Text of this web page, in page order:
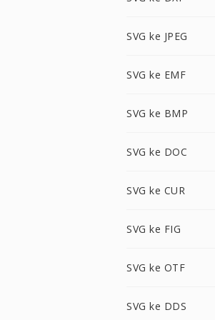
SVG ke JPEG
SVG ke EMF
SVG ke BMP
SVG ke DOC
SVG ke CUR
SVG ke FIG
SVG ke OTF
SVG ke DDS